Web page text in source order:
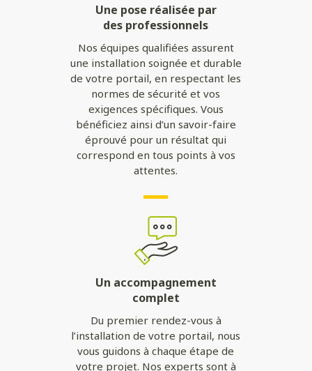
Une pose réalisée par
des professionnels
Nos équipes qualifiées assurent
une installation soignée et durable
de votre portail, en respectant les
normes de sécurité et vos
exigences spécifiques. Vous
bénéficiez ainsi d’un savoir-faire
éprouvé pour un résultat qui
correspond en tous points à vos
attentes.
Un accompagnement
complet
Du premier rendez-vous à
l’installation de votre portail, nous
vous guidons à chaque étape de
votre projet. Nos experts sont à